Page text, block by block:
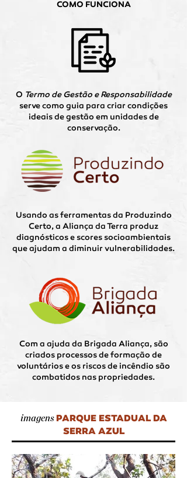
COMO FUNCIONA
O Termo de Gestão e Responsabilidade
serve como guia para criar condições
ideais de gestão em unidades de
conservação.
Usando as ferramentas da Produzindo
Certo, a Aliança da Terra produz
diagnósticos e scores socioambientais
que ajudam a diminuir vulnerabilidades.
Com a ajuda da Brigada Aliança, são
criados processos de formação de
voluntários e os riscos de incêndio são
combatidos nas propriedades.
imagens PARQUE ESTADUAL DA
SERRA AZUL